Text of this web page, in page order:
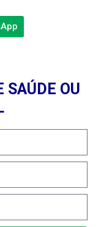
SAÚDE OU